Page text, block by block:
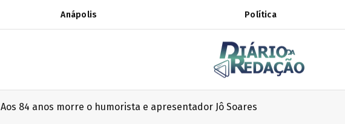
Anápolis Política
Aos 84 anos morre o humorista e apresentador Jô Soares